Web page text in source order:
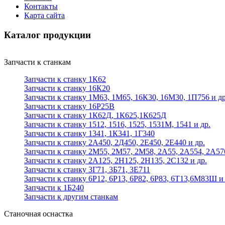
Контакты
Карта сайта
Каталог продукции
Запчасти к станкам
Запчасти к станку 1К62
Запчасти к станку 16К20
Запчасти к станку 1М63, 1М65, 16К30, 16М30, 1П756 и
Запчасти к станку 16Р25В
Запчасти к станку 1К62Д, 1К625,1К625Д
Запчасти к станку 1512, 1516, 1525, 1531М, 1541 и др.
Запчасти к станку 1341, 1К341, 1Г340
Запчасти к станку 2А450, 2Д450, 2Е450, 2Е440 и др.
Запчасти к станку 2М55, 2М57, 2М58, 2А55, 2А554,
Запчасти к станку 2А125, 2Н125, 2Н135, 2С132 и др.
Запчасти к станку 3Г71, 3Б71, 3Е711
Запчасти к станку 6Р12, 6Р13, 6Р82, 6Р83, 6Т13,6М83Ш и
Запчасти к 1Б240
Запчасти к другим станкам
Станочная оснастка